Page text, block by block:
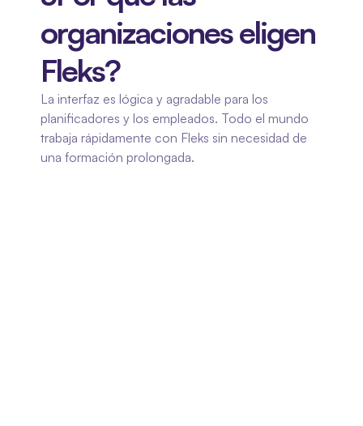
organizaciones eligen
Fleks?
La interfaz es lógica y agradable para los
planificadores y los empleados. Todo el mundo
trabaja rápidamente con Fleks sin necesidad de
una formación prolongada.